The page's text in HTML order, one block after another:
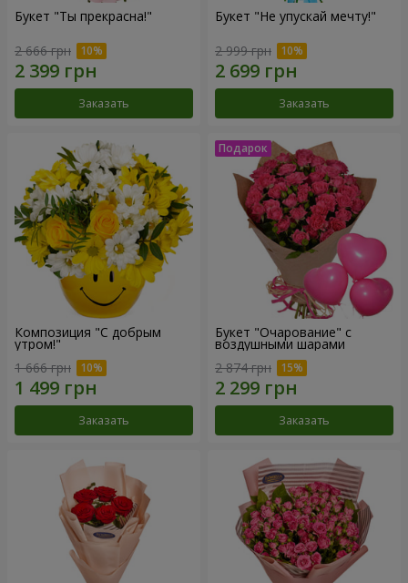
Букет "Ты прекрасна!"
2 666 грн
Заказать
Букет "Не упускай мечту!"
2 999 грн
Заказать
Композиция "С добрым
утром!"
1 666 грн
Заказать
Букет "Очарование" с
воздушными шарами
2 874 грн
Заказать